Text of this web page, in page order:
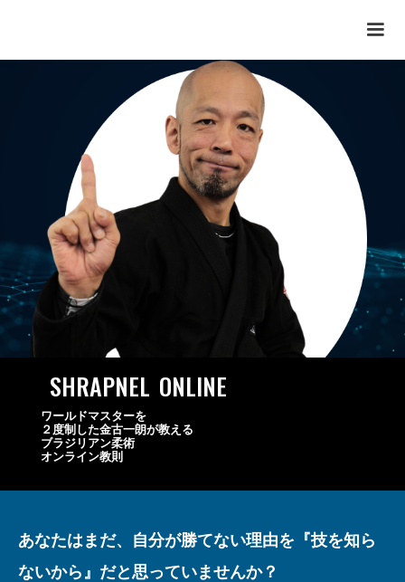
SHRAPNEL ONLINE
ワールドマスターを
２度制した金古一朗が教える
ブラジリアン柔術
オンライン教則
あなたはまだ、自分が勝てない理由を『技を知ら
ないから』だと思っていませんか？